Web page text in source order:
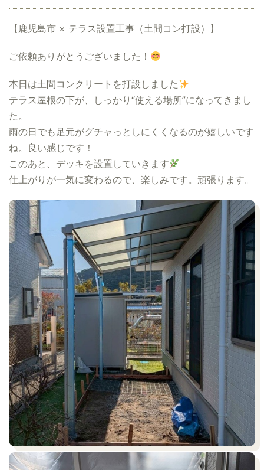
【鹿児島市 × テラス設置工事（土間コン打設）】
ご依頼ありがとうございました！
本日は土間コンクリートを打設しました
テラス屋根の下が、しっかり“使える場所”になってきまし
た。
雨の日でも足元がグチャっとしにくくなるのが嬉しいです
ね。良い感じです！
このあと、デッキを設置していきます
仕上がりが一気に変わるので、楽しみです。頑張ります。